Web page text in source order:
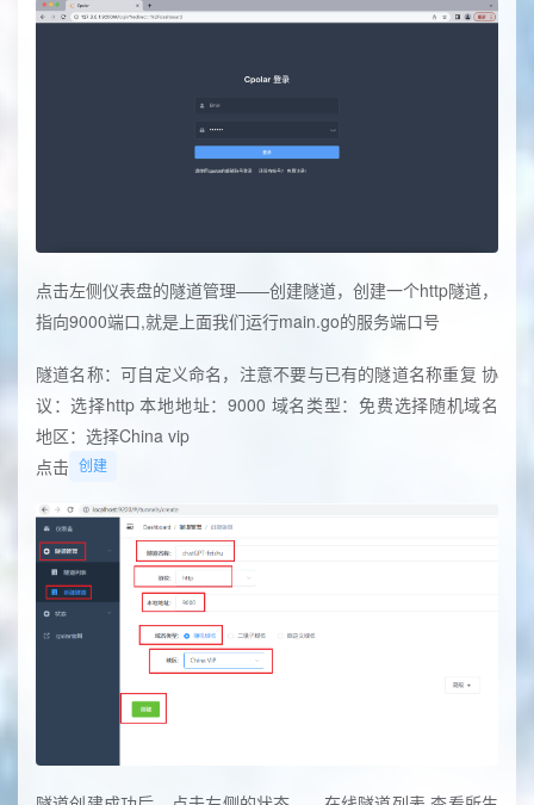
点击左侧仪表盘的隧道管理——创建隧道，创建一个http隧道，
指向9000端口,就是上面我们运行main.go的服务端口号
隧道名称：可自定义命名，注意不要与已有的隧道名称重复 协
议：选择http 本地地址：9000 域名类型：免费选择随机域名
地区：选择China vip
点击
创建